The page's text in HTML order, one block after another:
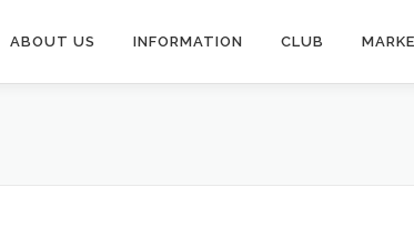
ABOUT US INFORMATION CLUB